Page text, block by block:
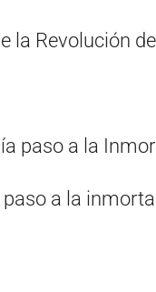
la Revolución
paso a la
paso a la